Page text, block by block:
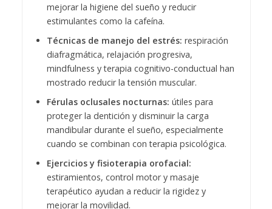
mejorar la higiene del sueño y reducir
estimulantes como la cafeína.
Técnicas de manejo del estrés: respiración
diafragmática, relajación progresiva,
mindfulness y terapia cognitivo-conductual han
mostrado reducir la tensión muscular.
Férulas oclusales nocturnas: útiles para
proteger la dentición y disminuir la carga
mandibular durante el sueño, especialmente
cuando se combinan con terapia psicológica.
Ejercicios y fisioterapia orofacial:
estiramientos, control motor y masaje
terapéutico ayudan a reducir la rigidez y
mejorar la movilidad.